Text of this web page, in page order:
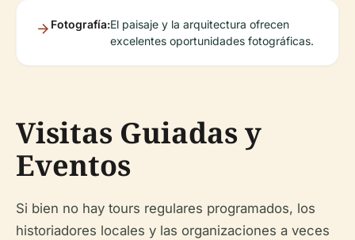
Fotografía:El paisaje y la arquitectura ofrecen
excelentes oportunidades fotográficas.
Visitas Guiadas y
Eventos
Si bien no hay tours regulares programados, los
historiadores locales y las organizaciones a veces